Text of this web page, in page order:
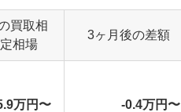
買取相
相場
3ヶ月後の差額
万円〜
-0.4万円〜